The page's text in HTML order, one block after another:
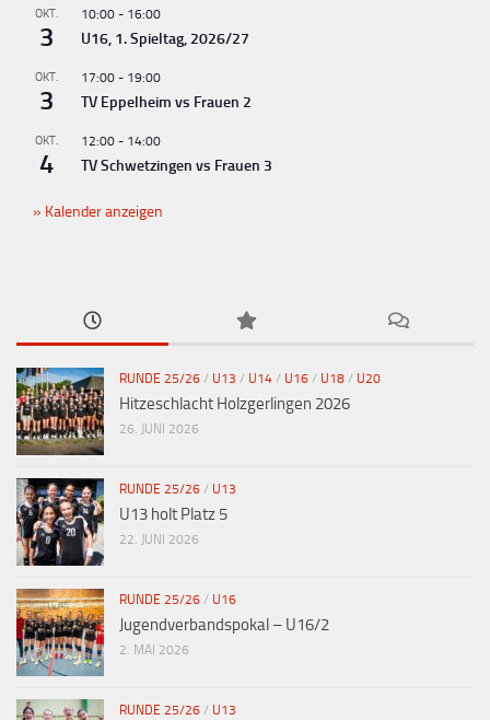
OKT.
3
10:00 - 16:00
U16, 1. Spieltag, 2026/27
OKT.
3
17:00 - 19:00
TV Eppelheim vs Frauen 2
OKT.
4
12:00 - 14:00
TV Schwetzingen vs Frauen 3
Kalender anzeigen
RUNDE 25/26 / U13 / U14 / U16 / U18 / U20
Hitzeschlacht Holzgerlingen 2026
26. JUNI 2026
RUNDE 25/26 / U13
U13 holt Platz 5
22. JUNI 2026
RUNDE 25/26 / U16
Jugendverbandspokal – U16/2
2. MAI 2026
RUNDE 25/26 / U13